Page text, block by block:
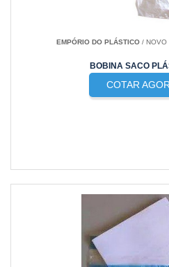
EMPÓRIO DO PLÁSTICO / NOVO
BOBINA SACO
COTAR